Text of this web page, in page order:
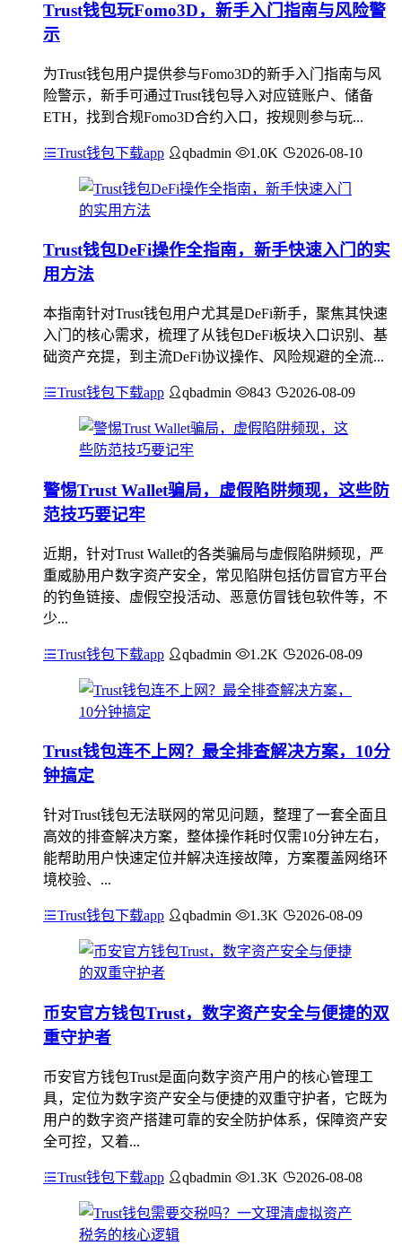
Trust钱包玩Fomo3D，新手入门指南与风险警
示
为Trust钱包用户提供参与Fomo3D的新手入门指南与风
险警示，新手可通过Trust钱包导入对应链账户、储备
ETH，找到合规Fomo3D合约入口，按规则参与玩...
Trust钱包下载app qbadmin 1.0K 2026-08-10
Trust钱包DeFi操作全指南，新手快速入门的实
用方法
本指南针对Trust钱包用户尤其是DeFi新手，聚焦其快速
入门的核心需求，梳理了从钱包DeFi板块入口识别、基
础资产充提，到主流DeFi协议操作、风险规避的全流...
Trust钱包下载app qbadmin 843 2026-08-09
警惕Trust Wallet骗局，虚假陷阱频现，这些防
范技巧要记牢
近期，针对Trust Wallet的各类骗局与虚假陷阱频现，严
重威胁用户数字资产安全，常见陷阱包括仿冒官方平台
的钓鱼链接、虚假空投活动、恶意仿冒钱包软件等，不
少...
Trust钱包下载app qbadmin 1.2K 2026-08-09
Trust钱包连不上网？最全排查解决方案，10分
钟搞定
针对Trust钱包无法联网的常见问题，整理了一套全面且
高效的排查解决方案，整体操作耗时仅需10分钟左右，
能帮助用户快速定位并解决连接故障，方案覆盖网络环
境校验、...
Trust钱包下载app qbadmin 1.3K 2026-08-09
币安官方钱包Trust，数字资产安全与便捷的双
重守护者
币安官方钱包Trust是面向数字资产用户的核心管理工
具，定位为数字资产安全与便捷的双重守护者，它既为
用户的数字资产搭建可靠的安全防护体系，保障资产安
全可控，又着...
Trust钱包下载app qbadmin 1.3K 2026-08-08